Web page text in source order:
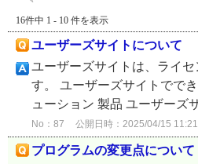
16件中 1 - 10 件を表示
ユーザーズサイトについて
ユーザーズサイトは、ライ
す。 ユーザーズサイトでで
ューション 製品 ユーザーズ
No：87 公開日時：2025/04/15 11:21
プログラムの変更点について